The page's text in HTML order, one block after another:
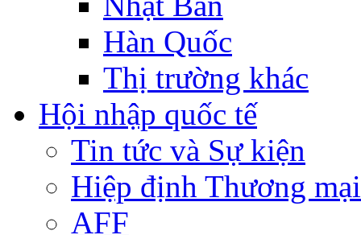
Hàn Quốc
Thị trường khác
Hội nhập quốc tế
Tin tức và Sự kiện
Hiệp định Thương
AFF